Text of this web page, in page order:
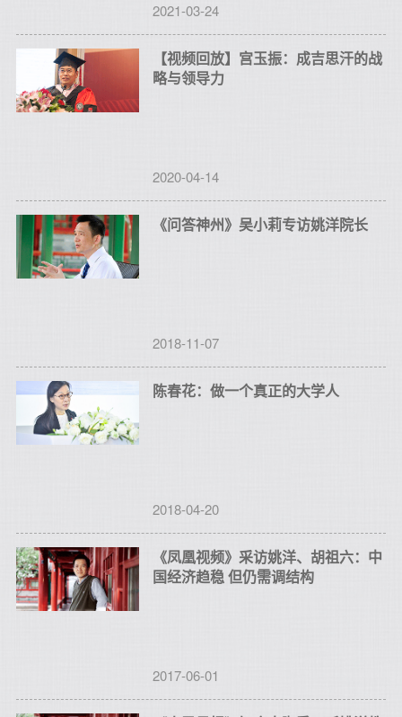
2021-03-24
【视频回放】宫玉振：成吉思汗的战
略与领导力
2020-04-14
《问答神州》吴小莉专访姚洋院长
2018-11-07
陈春花：做一个真正的大学人
2018-04-20
《凤凰视频》采访姚洋、胡祖六：中
国经济趋稳 但仍需调结构
2017-06-01